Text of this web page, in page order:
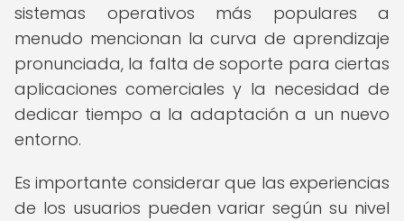
sistemas operativos más populares a
menudo mencionan la curva de aprendizaje
pronunciada, la falta de soporte para ciertas
aplicaciones comerciales y la necesidad de
dedicar tiempo a la adaptación a un nuevo
entorno.
Es importante considerar que las experiencias
de los usuarios pueden variar según su nivel